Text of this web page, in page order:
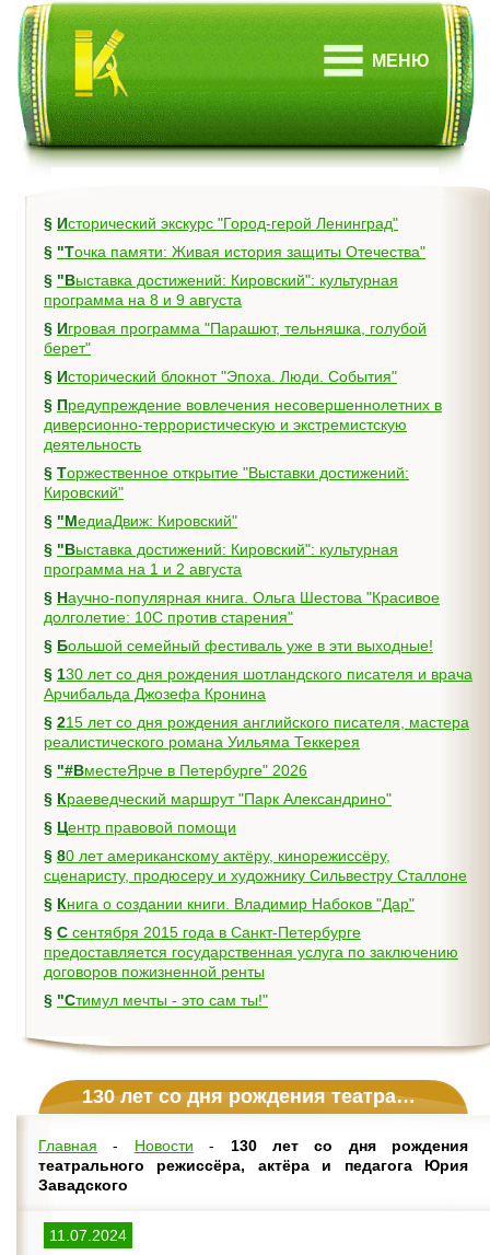
МЕНЮ
§
Исторический экскурс "Город-герой Ленинград"
§
"Точка памяти: Живая история защиты Отечества"
§ "Выставка достижений: Кировский": культурная
программа на 8 и 9 августа
§ Игровая программа "Парашют, тельняшка, голубой
берет"
§
Исторический блокнот "Эпоха. Люди. События"
§ Предупреждение вовлечения несовершеннолетних в
диверсионно-террористическую и экстремистскую
деятельность
§ Торжественное открытие "Выставки достижений:
Кировский"
§
"МедиаДвиж: Кировский"
§ "Выставка достижений: Кировский": культурная
программа на 1 и 2 августа
§ Научно-популярная книга. Ольга Шестова "Красивое
долголетие: 10C против старения"
§
Большой семейный фестиваль уже в эти выходные!
§ 130 лет со дня рождения шотландского писателя и врача
Арчибальда Джозефа Кронина
§ 215 лет со дня рождения английского писателя, мастера
реалистического романа Уильяма Теккерея
§
"#ВместеЯрче в Петербурге" 2026
§
Краеведческий маршрут "Парк Александрино"
§
Центр правовой помощи
§ 80 лет американскому актёру, кинорежиссёру,
сценаристу, продюсеру и художнику Сильвестру Сталлоне
§
Книга о создании книги. Владимир Набоков "Дар"
§ С сентября 2015 года в Санкт-Петербурге
предоставляется государственная услуга по заключению
договоров пожизненной ренты
§
"Стимул мечты - это сам ты!"
130 лет со дня рождения театрального режиссёра, актёра и педагога Юрия Завадского
Главная - Новости - 130 лет со дня рождения
театрального режиссёра, актёра и педагога Юрия
Завадского
11.07.2024